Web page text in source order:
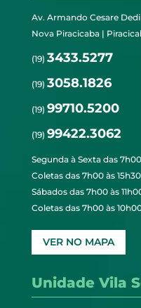
Av. Armando Cesare
Nova Piracicaba |
(19) 3433.5277
(19) 3058.1826
(19) 99710.5200
(19) 99422.3062
Segunda à Sexta das
Coletas das 7h00 às 15h30
Sábados das 7h00 às
Coletas das 7h00 às
VER NO MAPA
Unidade Vila